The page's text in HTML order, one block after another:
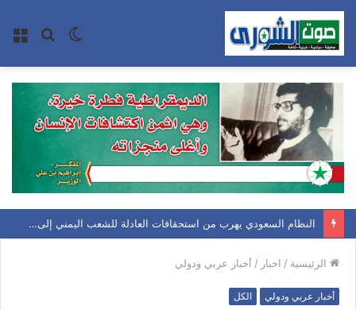
بحث الوضع
النظام السعودي يهرب من استحقاقات العادلة للشعب اليمني إلى اتفاقيات الدفاع المشترك .. وصنعاء تؤكد بأن معادلة الحصار بالحصار مستمرة حتى تحقق أهدافها
الرئيسية / اخبار / أخبار عربي ودولي
أخبار عربي ودولي الكل